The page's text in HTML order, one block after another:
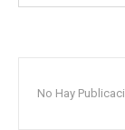
No Hay